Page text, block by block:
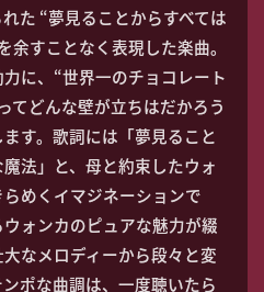
た “夢見ることからすべては
すことなく表現した楽曲。
に、“世界一のチョコレート
てどんな壁が立ちはだかろう
す。歌詞には「夢見ること
法」と、母と約束したウォ
めくイマジネーションで
ォンカのピュアな魅力が綴
なメロディーから段々と変
ポな曲調は、一度聴いたら